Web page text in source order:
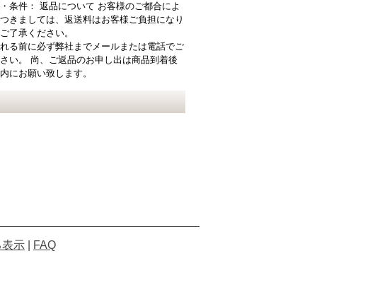
条件： 返品について お客様のご都合によ
きましては、返送料はお客様ご負担になり
了承ください。
る前に必ず弊社までメールまたは電話でご
い。 尚、ご返品のお申し出は商品到着後
にお願い致します。
示
FAQ